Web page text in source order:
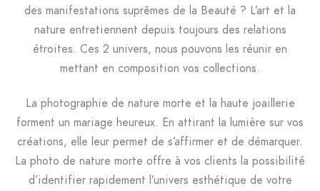
des manifestations suprêmes de la Beauté ? L’art et la
nature entretiennent depuis toujours des relations
étroites. Ces 2 univers, nous pouvons les réunir en
mettant en composition vos collections.
La photographie de nature morte et la haute joaillerie
forment un mariage heureux. En attirant la lumière sur vos
créations, elle leur permet de s’affirmer et de démarquer.
La photo de nature morte offre à vos clients la possibilité
d’identifier rapidement l’univers esthétique de votre